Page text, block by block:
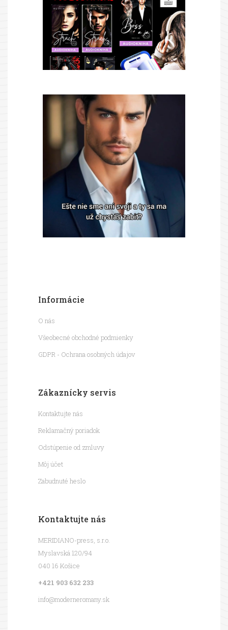
Informácie
O nás
Všeobecné obchodné podmienky
GDPR - Ochrana osobných údajov
Zákaznícky servis
Kontaktujte nás
Reklamačný poriadok
Odstúpenie od zmluvy
Môj účet
Zabudnuté heslo
Kontaktujte nás
MERIDIANO-press, s.r.o.
Myslavská 120/94
040 16 Košice
+421 903 632 233
info@moderneromany.sk